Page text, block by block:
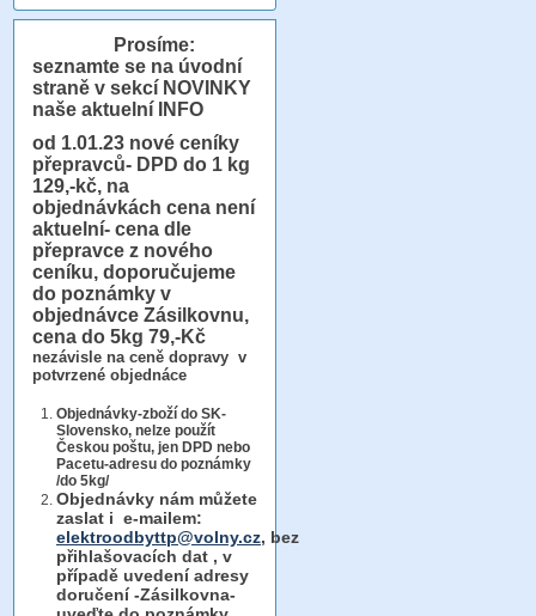
Prosíme:
seznamte se na úvodní
straně v sekcí NOVINKY
naše aktuelní INFO
od 1.01.23 nové ceníky
přepravců- DPD do 1 kg
129,-kč, na
objednávkách cena není
aktuelní- cena dle
přepravce z nového
ceníku, doporučujeme
do poznámky v
objednávce Zásilkovnu,
cena do 5kg 79,-Kč
nezávisle na ceně dopravy v
potvrzené objednáce
Objednávky-zboží do SK-
Slovensko, nelze použít
Českou poštu, jen DPD nebo
Pacetu-adresu do poznámky
/do 5kg/
Objednávky nám můžete
zaslat i e-mailem:
elektroodbyttp@volny.cz, bez
přihlašovacích dat , v
případě uvedení adresy
doručení -Zásilkovna-